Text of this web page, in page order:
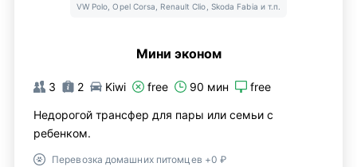
VW Polo, Opel Corsa, Renault Clio, Skoda Fabia и т.п.
Мини эконом
3 2 Kiwi free 90 мин free
Недорогой трансфер для пары или семьи с
ребенком.
Перевозка домашних питомцев +0 ₽